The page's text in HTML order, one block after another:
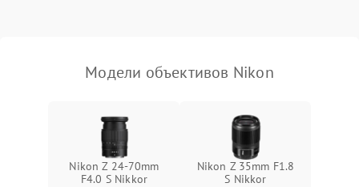
Модели объективов Nikon
Nikon Z 24-70mm
F4.0 S Nikkor
Nikon Z 35mm F1.8
S Nikkor